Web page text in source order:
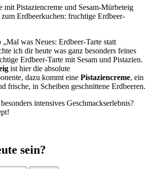
Erdbeerkuchen: fruchtige Erdbeer-
was Neues: Erdbeer-Tarte statt
ich dir heute was ganz besonders feines
Erdbeer-Tarte mit Sesam und Pistazien.
ist hier die absolute
dazu kommt eine Pistaziencreme, ein
frische, in Scheiben geschnittene Erdbeeren.
intensives Geschmackserlebnis?
sein?